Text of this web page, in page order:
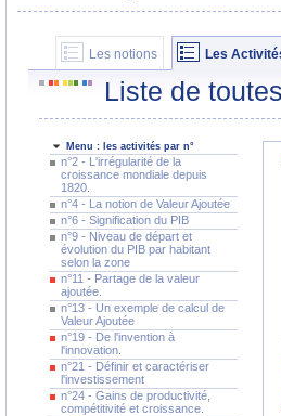
Les notions Les
Liste de
Menu : les activités par n°
n°2 - L'irrégularité de la
croissance mondiale depuis
1820.
n°4 - La notion de Valeur Ajoutée
n°6 - Signification du PIB
n°9 - Niveau de départ et
évolution du PIB par habitant
selon la zone
n°11 - Partage de la valeur
ajoutée.
n°13 - Un exemple de calcul de
Valeur Ajoutée
n°19 - De l'invention à
l'innovation.
n°21 - Définir et caractériser
l'investissement
n°24 - Gains de productivité,
compétitivité et croissance.